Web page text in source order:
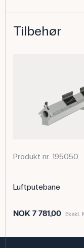
passerer gjennom
Den er en del av
(bestillingsnr.
bevegelseslære og
Spesifikasjoner
Tilbehør
Produkt nr. 195050
Luftputebane
NOK 7 781,00 Ekskl.